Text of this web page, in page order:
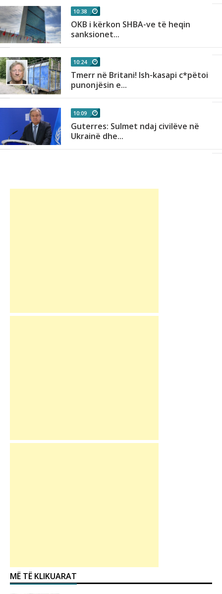
10:38
OKB i kërkon SHBA-ve të heqin
sanksionet...
10:24
Tmerr në Britani! Ish-kasapi c*pëtoi
punonjësin e...
10:09
Guterres: Sulmet ndaj civilëve në
Ukrainë dhe...
MË TË KLIKUARAT